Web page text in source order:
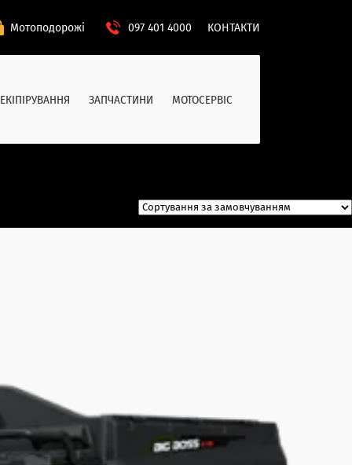
Мотоподорожі 097 401 4000 КОНТАКТИ
ЕКІПІРУВАННЯ ЗАПЧАСТИНИ МОТОСЕРВІС